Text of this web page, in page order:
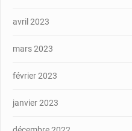
avril 2023
mars 2023
février 2023
janvier 2023